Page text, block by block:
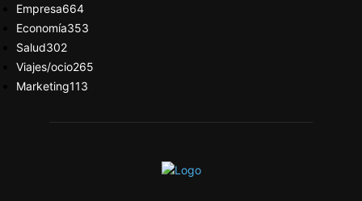
Empresa664
Economía353
Salud302
Viajes/ocio265
Marketing113